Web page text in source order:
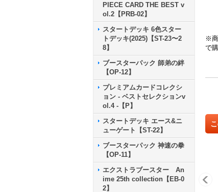
PIECE CARD THE BEST v
ol.2【PRB-02】
スタートデッキ 6色スター
トデッキ(2025)【ST-23〜2
8】
ブースターパック 師弟の絆
【OP-12】
プレミアムカードコレクシ
ョン - ベストセレクションv
ol.4 -【P】
スタートデッキ エース&ニ
ューゲート【ST-22】
ブースターパック 神速の拳
【OP-11】
エクストラブースター An
ime 25th collection【EB-0
2】
※商
で